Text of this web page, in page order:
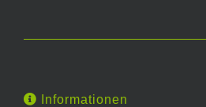
Informationen